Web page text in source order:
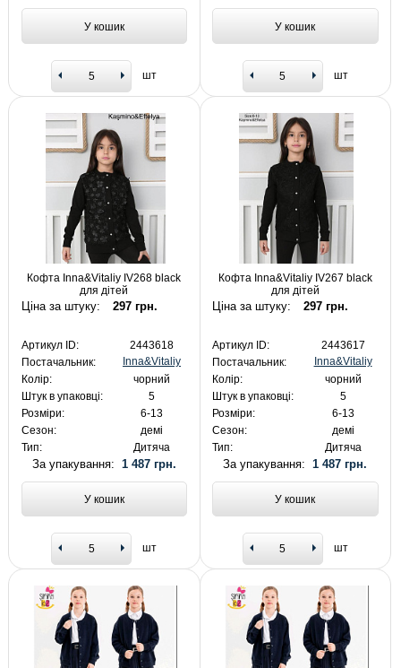
У кошик
шт
У кошик
шт
Кофта Inna&Vitaliy IV268 black
для дітей
Ціна за штуку: 297 грн.
Артикул ID:
2443618
Постачальник:
Inna&Vitaliy
Колір:
чорний
Штук в упаковці:
5
Розміри:
6-13
Сезон:
демі
Тип:
Дитяча
За упакування: 1 487 грн.
У кошик
шт
Кофта Inna&Vitaliy IV267 black
для дітей
Ціна за штуку: 297 грн.
Артикул ID:
2443617
Постачальник:
Inna&Vitaliy
Колір:
чорний
Штук в упаковці:
5
Розміри:
6-13
Сезон:
демі
Тип:
Дитяча
За упакування:1 487 грн.
У кошик
шт